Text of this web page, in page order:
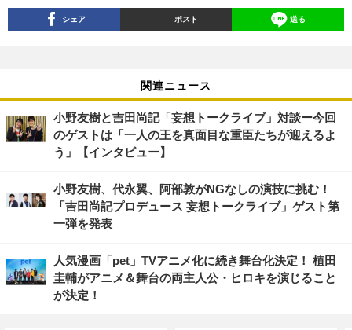
シェア ポスト 送る
関連ニュース
小野友樹と吉田尚記「妄想トークライブ」対談ー今回
のゲストは「一人の王を真面目な重臣たちが迎えるよ
う」【インタビュー】
小野友樹、代永翼、阿部敦がNGなしの演技に挑む！
「吉田尚記プロデュース 妄想トークライブ」ゲスト第
一弾を発表
人気漫画「pet」TVアニメ化に続き舞台化決定！ 植田
圭輔がアニメ＆舞台の両主人公・ヒロキを演じること
が決定！